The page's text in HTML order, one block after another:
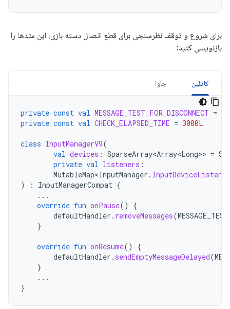
برای شروع و توقف نظرسنجی برای قطع اتصال دسته بازی، این متدها را
بازنویسی کنید:
کاتلین جاوا
private const val MESSAGE_TEST_FOR_DISCONNECT =
private const val CHECK_ELAPSED_TIME = 3000L
class InputManagerV9(
val devices : SparseArray<Array<Long>> =
private val listeners :
MutableMap<InputManager . InputDeviceListener
)
: InputManagerCompat {
...
override fun onPause()
{
defaultHandler . removeMessages(
}
override fun onResume()
{
defaultHandler . sendEmptyMessageDelayed(
}
...
}